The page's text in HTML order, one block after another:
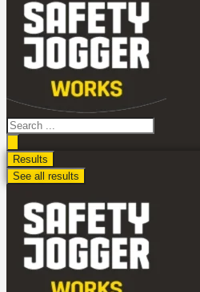
เนื้อหา
Search
...
Results
See all results